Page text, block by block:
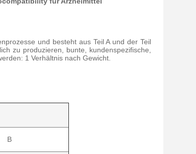
und besteht aus Teil A und der Teil
zu produzieren, bunte, kundenspezifische,
1 Verhältnis nach Gewicht.
B